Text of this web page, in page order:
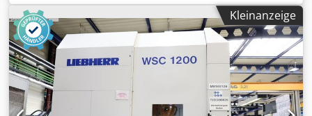
Drehdurchmesser Grube Ø 1580 mm Drehlänge 3000/4500
mm Grubenlänge 1500 mm Dodpfx Aqsxtbf Ejqock
Spindelbohrung 160 mm Leistung Spindel 40 kW Bettbreite
800 mm Spindelaufnahme 6 Mk Werkstückgewicht 3500
Drehzahl 800 Rpm Vorschub X - Achse 10000 mm/min.
Vorschub Z- Achse 10000 mm/min.
Kleinanzeige